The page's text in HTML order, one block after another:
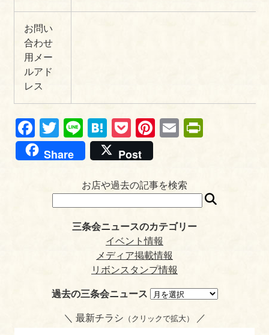
お問い
合わせ
用メー
ルアド
レス
Fa
ce
bo
T
wi
tte
Li
ne
H
at
en
a
P
oc
ke
t
Pi
es
t
E
en
Share Post
お店や過去の記事を検索
三条会ニュースのカテゴリー
イベント情報
メディア掲載情報
リボンスタンプ情報
過去の三条会ニュース
＼ 最新チラシ （クリックで拡大） ／